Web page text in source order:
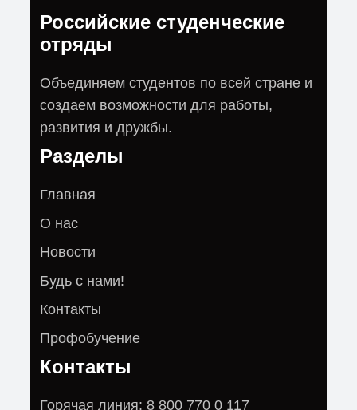
Российские студенческие
отряды
Объединяем студентов по всей стране и
создаем возможности для работы,
развития и дружбы.
Разделы
Главная
О нас
Новости
Будь с нами!
Контакты
Профобучение
Контакты
Горячая линия: 8 800 770 0 117